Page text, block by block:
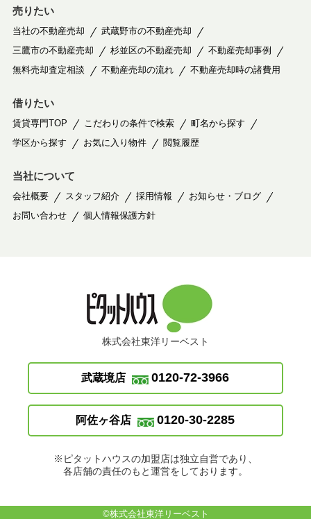
売りたい
当社の不動産売却
武蔵野市の不動産売却
三鷹市の不動産売却
杉並区の不動産売却
不動産売却事例
無料売却査定相談
不動産売却の流れ 不動産売却時の諸費用
借りたい
賃貸専門TOP こだわりの条件で検索
町名から探す
学区から探す
お気に入り物件 閲覧履歴
当社について
会社概要 スタッフ紹介 採用情報
お知らせ・ブログ
お問い合わせ
個人情報保護方針
株式会社東洋リーベスト
武蔵境店 0120-72-3966
阿佐ヶ谷店 0120-30-2285
※ピタットハウスの加盟店は独立自営であり、
各店舗の責任のもと運営をしております。
©株式会社東洋リーベスト